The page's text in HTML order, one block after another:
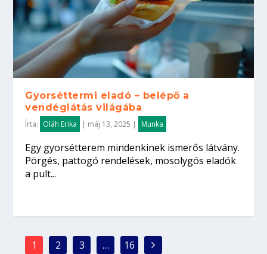
Gyorséttermi eladó – belépő a
vendéglátás világába
Írta: Oláh Erika | máj 13, 2025 | Munka
Egy gyorsétterem mindenkinek ismerős látvány.
Pörgés, pattogó rendelések, mosolygós eladók
a pult...
1 2 3 … 16